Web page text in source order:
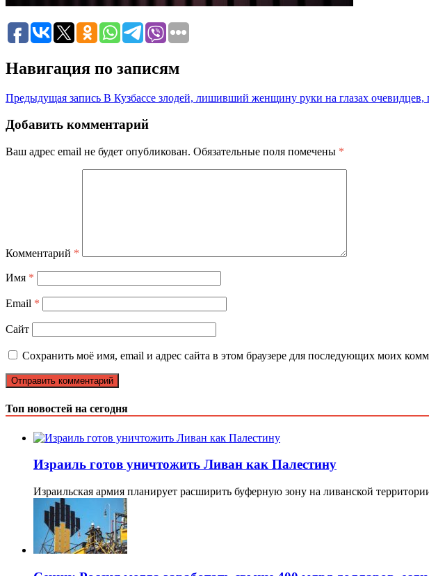
Навигация по записям
Предыдущая запись В Кузбассе злодей, лишивший женщину руки на глазах
Добавить комментарий
Ваш адрес email не будет опубликован. Обязательные поля помечены *
Комментарий *
Имя *
Email *
Сайт
Сохранить моё имя, email и адрес сайта в этом браузере для последующих моих
Топ новостей на сегодня
Израиль готов уничтожить Ливан как Палестину
Израильская армия планирует расширить буферную зону на ливанской